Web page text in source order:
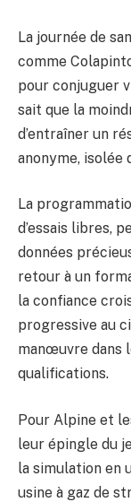
La journée de
comme
pour conjuguer
sait que la
d’entraîner un
anonyme, isolée
La
d’essais libres,
données
retour à un
la confiance
progressive au
manœuvre dans
qualifications.
Pour Alpine et
leur épingle du
la simulation en
usine à gaz de